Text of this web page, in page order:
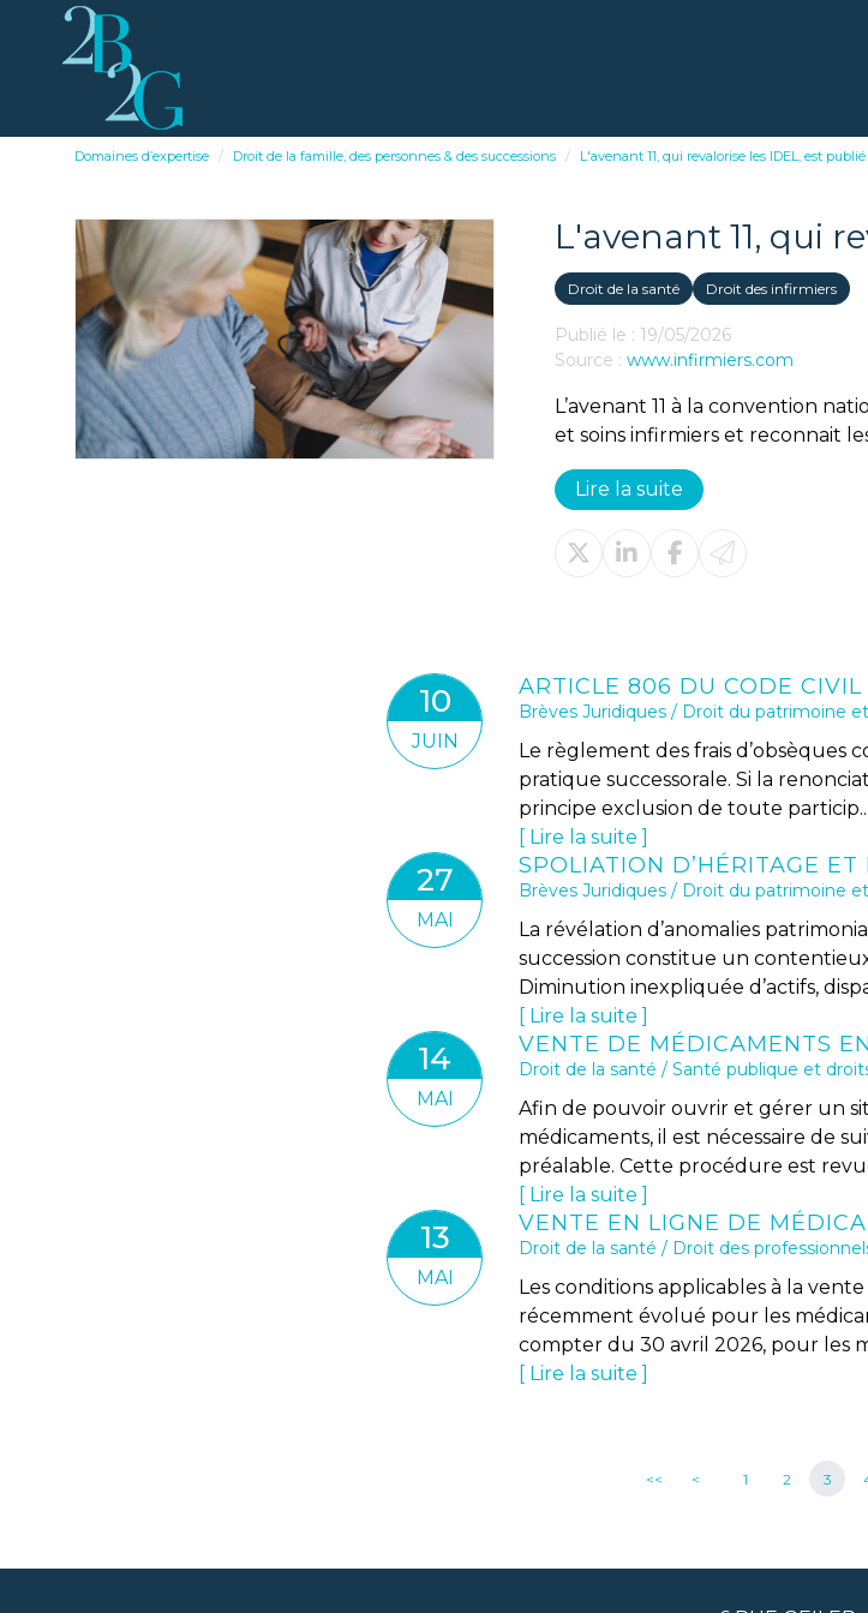
Domaines d’expertise Droit de la famille, des personnes & des successions L'avenant 11, qui revalorise les IDEL, est publié
L'avenant 11, qui
Publié le : 19/05/2026
Droit de la santé Droit des infirmiers
Source : www.infirmiers.com
L’avenant 11 à la convention
et soins infirmiers et reconnait
Lire la suite
10
JUIN
Brèves Juridiques / Droit du patrimoine
Le règlement des frais
pratique successorale. Si la
principe exclusion de toute particip...
Lire la suite
27
MAI
Brèves Juridiques / Droit du patrimoine
La révélation d’anomalies
succession constitue un
Diminution inexpliquée d’actifs,
Lire la suite
14
MAI
Droit de la santé / Santé publique et
Afin de pouvoir ouvrir et gérer un
médicaments, il est nécessaire de
préalable. Cette procédure est
Lire la suite
13
MAI
Droit de la santé / Droit des
Les conditions applicables à la
récemment évolué pour les
compter du 30 avril 2026, pour les
Lire la suite
<< < 1 2 3